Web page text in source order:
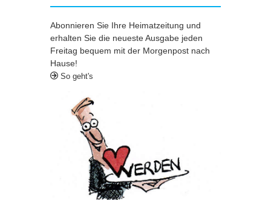
Abonnieren Sie Ihre Heimatzeitung und
erhalten Sie die neueste Ausgabe jeden
Freitag bequem mit der Morgenpost nach
Hause!
So geht's